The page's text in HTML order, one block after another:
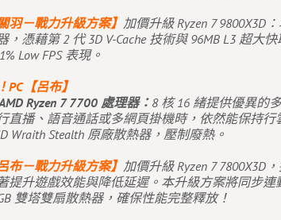
羽－戰力升級方案】 加價升級 Ryzen 7 9800X3D
，憑藉第 2 代 3D V-Cache 技術與 96MB L3 超大
Low FPS 表現。
PC【呂布】
Ryzen 7 7700 處理器：8 核 16 緒提供優異的
直播、語音通話或多網頁掛機時，依然能保持
Wraith Stealth 原廠散熱器，壓制廢熱。
布－戰力升級方案】 加價升級 Ryzen 7 7800X3D
提升遊戲效能與降低延遲。本升級方案將同步連
雙塔雙扇散熱器，確保性能完整釋放！